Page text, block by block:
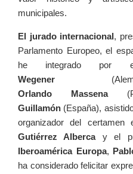
municipales.
El jurado internacional,
Parlamento Europeo, el
he integrado por
Wegener
Orlando
Massena
Guillamón (España),
organizador del certamen
Gutiérrez Albercay el
Iberoamérica Europa,
ha considerado felicitar